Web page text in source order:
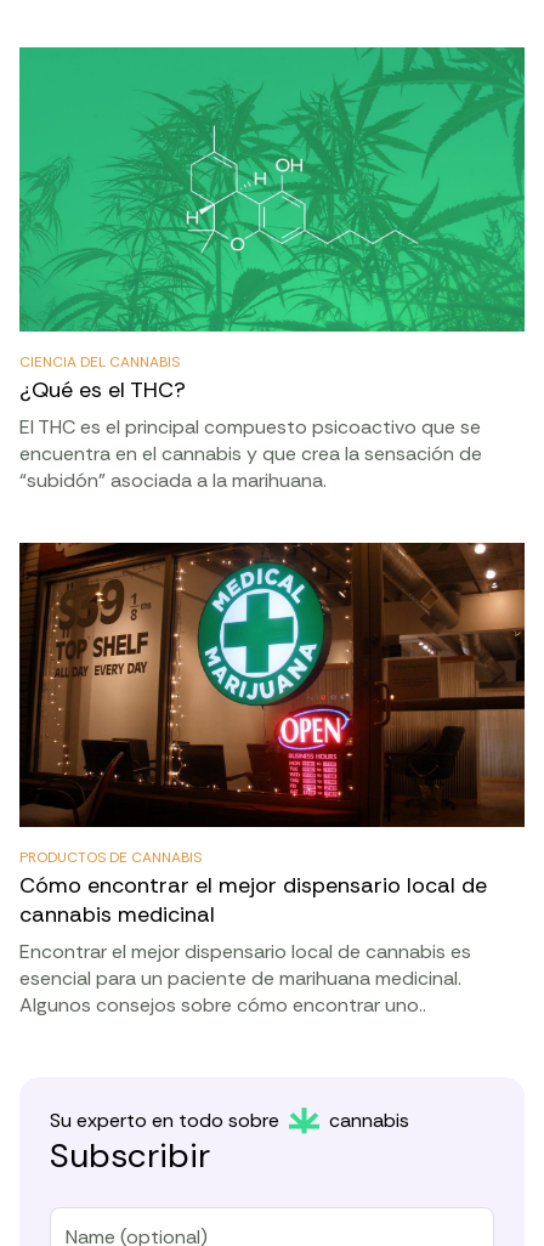
CIENCIA DEL CANNABIS
¿Qué es el THC?
El THC es el principal compuesto psicoactivo que se
encuentra en el cannabis y que crea la sensación de
“subidón” asociada a la marihuana.
PRODUCTOS DE CANNABIS
Cómo encontrar el mejor dispensario local de
cannabis medicinal
Encontrar el mejor dispensario local de cannabis es
esencial para un paciente de marihuana medicinal.
Algunos consejos sobre cómo encontrar uno..
Su experto en todo sobre cannabis
Subscribir